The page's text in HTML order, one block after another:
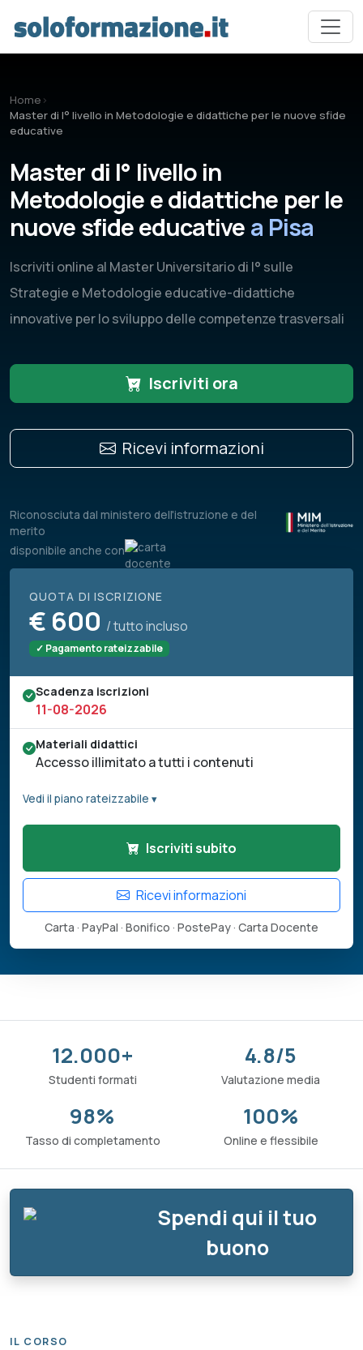
Home ›
Master di I° livello in Metodologie e didattiche per le nuove sfide
educative
Master di I° livello in
Metodologie e didattiche per le
nuove sfide educative a Pisa
Iscriviti online al Master Universitario di I° sulle
Strategie e Metodologie educative-didattiche
innovative per lo sviluppo delle competenze trasversali
Iscriviti ora
Ricevi informazioni
Riconosciuta dal ministero dell'istruzione e del
merito
disponibile anche con
QUOTA DI ISCRIZIONE
€ 600 / tutto incluso
✓ Pagamento rateizzabile
Scadenza iscrizioni
11-08-2026
Materiali didattici
Accesso illimitato a tutti i contenuti
Vedi il piano rateizzabile ▾
Iscriviti subito
Ricevi informazioni
Carta · PayPal · Bonifico · PostePay · Carta Docente
12.000+
Studenti formati
4.8/5
Valutazione media
98%
Tasso di completamento
100%
Online e flessibile
Spendi qui il tuo
buono
IL CORSO